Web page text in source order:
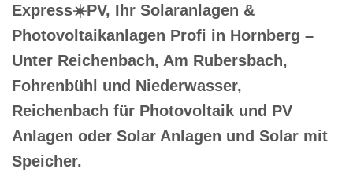
Express☀️PV️, Ihr Solaranlagen &
Photovoltaikanlagen Profi in Hornberg –
Unter Reichenbach, Am Rubersbach,
Fohrenbühl und Niederwasser,
Reichenbach für Photovoltaik und PV
Anlagen oder Solar Anlagen und Solar mit
Speicher.